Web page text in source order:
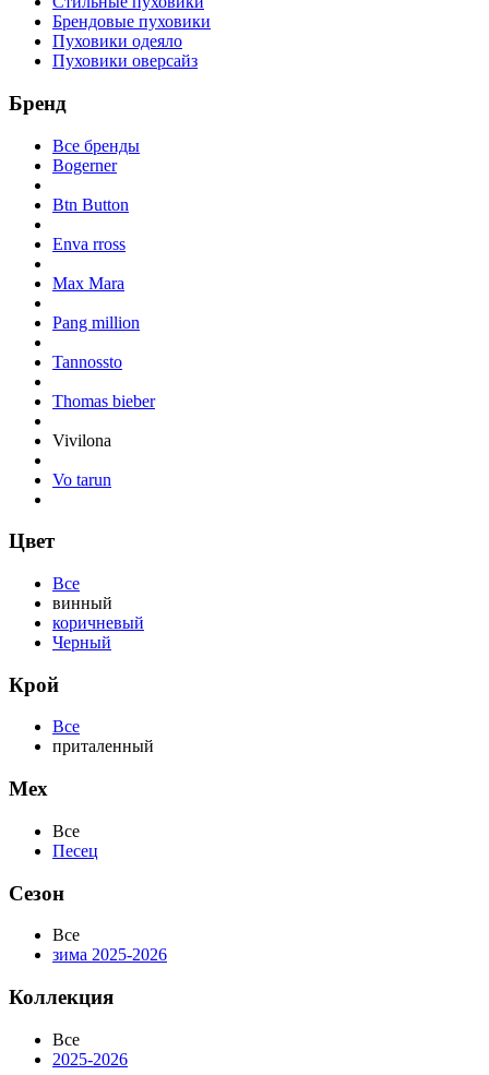
Брендовые пуховики
Пуховики одеяло
Пуховики оверсайз
Бренд
Все бренды
Bogerner
Btn Button
Enva rross
Max Mara
Pang million
Tannossto
Thomas bieber
Vivilona
Vo tarun
Цвет
Все
винный
коричневый
Черный
Крой
Все
приталенный
Мех
Все
Песец
Сезон
Все
зима 2025-2026
Коллекция
Все
2025-2026